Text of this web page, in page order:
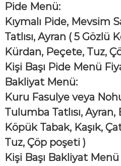
Pide Menü:
Kıymalı Pide, Mevsim
Tatlısı, Ayran ( 5 Gözlü
Kürdan, Peçete, Tuz,
Kişi Başı Pide Menü
Bakliyat Menü:
Kuru Fasulye veya
Tulumba Tatlısı,
Köpük Tabak, Kaşık,
Tuz, Çöp poşeti )
Kişi Başı Bakliyat Menü